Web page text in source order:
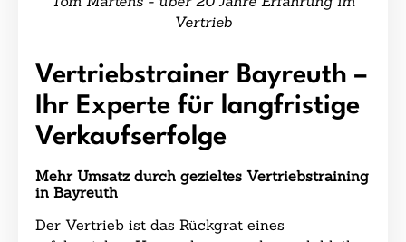
Vertriebstrainer Bayreuth –
Ihr Experte für langfristige
Verkaufserfolge
Mehr Umsatz durch gezieltes Vertriebstraining
in Bayreuth
Der Vertrieb ist das Rückgrat eines
Vertrieb